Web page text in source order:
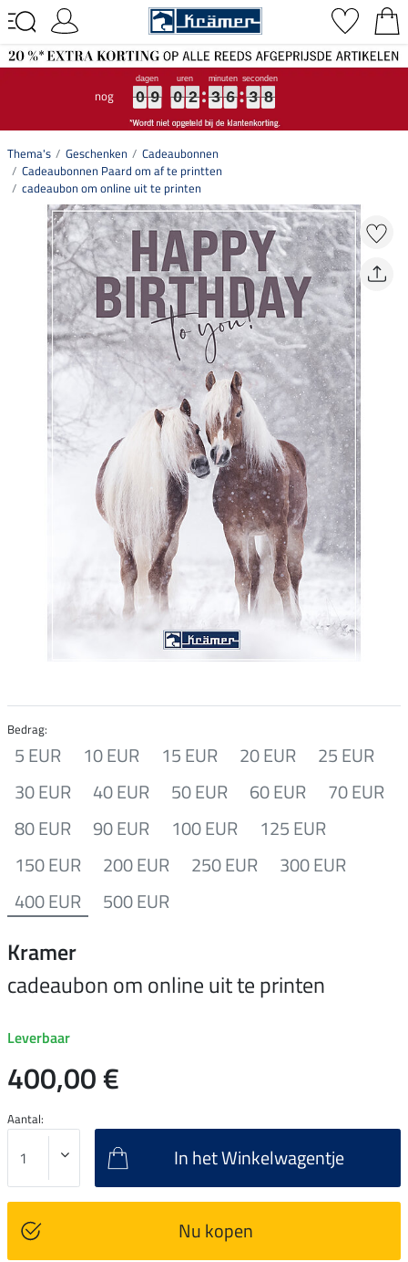
nog 0
0
0
0 9
9
9
9 0
0
0
0 2
2
2
2 3
3
3
3 6
6
6
6 3
3
3
3 7
8
7
8
Thema's Geschenken
Cadeaubonnen
Cadeaubonnen Paard om af te printten
cadeaubon om online uit te printen
Bedrag:
5 EUR 10 EUR 15 EUR 20 EUR
25 EUR
30 EUR
40 EUR 50 EUR 60 EUR
70 EUR
80 EUR
90 EUR 100 EUR
125 EUR
150 EUR
200 EUR 250 EUR
300 EUR
400 EUR
500 EUR
Kramer
cadeaubon om online uit te printen
Leverbaar
400,00 €
Aantal:
In het Winkelwagentje
Nu kopen